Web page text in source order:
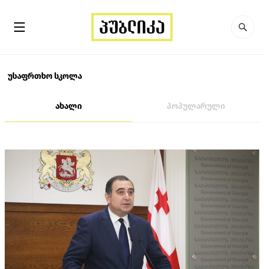
უსაფრთხო სკოლა
ახალი პოპულარული